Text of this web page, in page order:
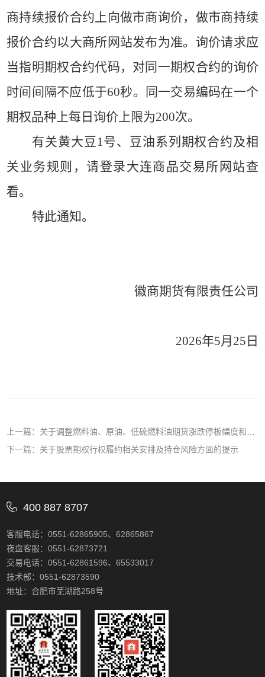
商持续报价合约上向做市商询价，做市商持续
报价合约以大商所网站发布为准。询价请求应
当指明期权合约代码，对同一期权合约的询价
时间间隔不应低于60秒。同一交易编码在一个
期权品种上每日询价上限为200次。
有关黄大豆1号、豆油系列期权合约及相
关业务规则，请登录大连商品交易所网站查
看。
特此通知。
徽商期货有限责任公司
2026年5月25日
下一篇：关于股票期权行权履约相关安排及持仓风险方面的提示
400 887 8707
客服电话：0551-62865905、62865867
夜盘客服：0551-62873721
交易电话：0551-62861596、65533017
技术部：0551-62873590
地址：合肥市芜湖路258号